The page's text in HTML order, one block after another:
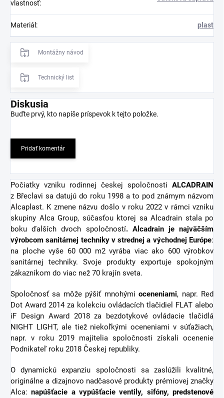
vlastnosť:
Materiál : plast
Montážny návod
Technický list
Diskusia
Buďte prvý, kto napíše príspevok k tejto položke.
Pridať komentár
Počiatky vzniku rodinnej českej spoločnosti ALCADRAIN
z Břeclavi sa datujú do roku 1998 a to pod známym názvom
Alcaplast. K zmene názvu došlo v roku 2022 v rámci vzniku
skupiny Alca Group, súčasťou ktorej sa Alcadrain stala po
boku ďalších dvoch spoločností. Alcadrain je najväčším
výrobcom sanitárnej techniky v strednej a východnej Európe:
na ploche vyše 60 000 m2 vyrába viac ako 600 výrobkov
sanitárnej techniky. Svoje produkty exportuje spokojným
zákazníkom do viac než 70 krajín sveta.
Spoločnosť sa môže pýšiť mnohýmioceneniami, napr. Red
Dot Award 2014 za kolekciu ovládacích tlačidiel FLAT alebo
iF Design Award 2018 za bezdotykové ovládacie tlačidlá
NIGHT LIGHT, ale tiež niekoľkými oceneniami v súťažiach,
napr. v roku 2019 majitelia spoločnosti získali ocenenie
Podnikateľ roku 2018 Českej republiky.
O dynamickú expanziu spoločnosti sa zaslúžili kvalitné,
originálne a dizajnovo nadčasové produkty prémiovej značky
Alca:napúšťacie a vypúšťacie ventily, sifóny,predstenové